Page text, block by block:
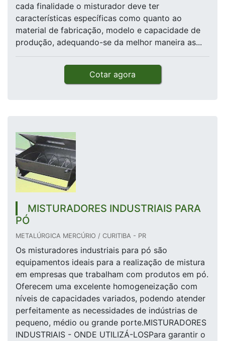
cada finalidade o misturador deve ter
características específicas como quanto ao
material de fabricação, modelo e capacidade de
produção, adequando-se da melhor maneira as...
Cotar agora
MISTURADORES INDUSTRIAIS PARA
PÓ
METALÚRGICA MERCÚRIO / CURITIBA - PR
Os misturadores industriais para pó são
equipamentos ideais para a realização de mistura
em empresas que trabalham com produtos em pó.
Oferecem uma excelente homogeneização com
níveis de capacidades variados, podendo atender
perfeitamente as necessidades de indústrias de
pequeno, médio ou grande porte.MISTURADORES
INDUSTRIAIS - ONDE UTILIZÁ-LOSPara garantir o